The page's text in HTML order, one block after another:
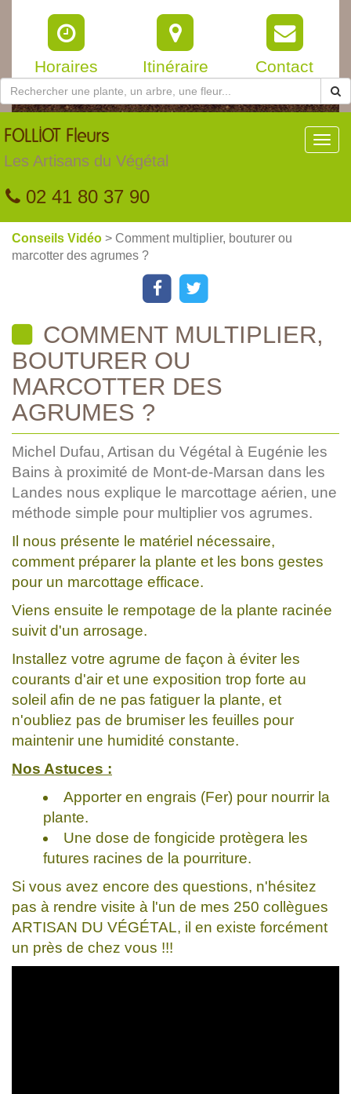
Horaires Itinéraire Contact
FOLLIOT Fleurs
Les Artisans du Végétal
02 41 80 37 90
Conseils Vidéo > Comment multiplier, bouturer ou
marcotter des agrumes ?
COMMENT MULTIPLIER,
BOUTURER OU
MARCOTTER DES
AGRUMES ?
Michel Dufau, Artisan du Végétal à Eugénie les
Bains à proximité de Mont-de-Marsan dans les
Landes nous explique le marcottage aérien, une
méthode simple pour multiplier vos agrumes.
Il nous présente le matériel nécessaire,
comment préparer la plante et les bons gestes
pour un marcottage efficace.
Viens ensuite le rempotage de la plante racinée
suivit d'un arrosage.
Installez votre agrume de façon à éviter les
courants d'air et une exposition trop forte au
soleil afin de ne pas fatiguer la plante, et
n'oubliez pas de brumiser les feuilles pour
maintenir une humidité constante.
Nos Astuces :
Apporter en engrais (Fer) pour nourrir la
plante.
Une dose de fongicide protègera les
futures racines de la pourriture.
Si vous avez encore des questions, n'hésitez
pas à rendre visite à l'un de mes 250 collègues
ARTISAN DU VÉGÉTAL, il en existe forcément
un près de chez vous !!!